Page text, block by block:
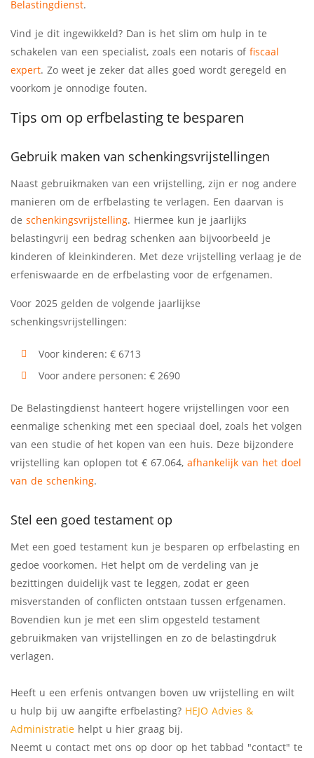
Belastingdienst.
Vind je dit ingewikkeld? Dan is het slim om hulp in te
schakelen van een specialist, zoals een notaris of fiscaal
expert. Zo weet je zeker dat alles goed wordt geregeld en
voorkom je onnodige fouten.
Tips om op erfbelasting te besparen
Gebruik maken van schenkingsvrijstellingen
Naast gebruikmaken van een vrijstelling, zijn er nog andere
manieren om de erfbelasting te verlagen. Een daarvan is
de schenkingsvrijstelling. Hiermee kun je jaarlijks
belastingvrij een bedrag schenken aan bijvoorbeeld je
kinderen of kleinkinderen. Met deze vrijstelling verlaag je de
erfeniswaarde en de erfbelasting voor de erfgenamen.
Voor 2025 gelden de volgende jaarlijkse
schenkingsvrijstellingen:
Voor kinderen: € 6713
Voor andere personen: € 2690
De Belastingdienst hanteert hogere vrijstellingen voor een
eenmalige schenking met een speciaal doel, zoals het volgen
van een studie of het kopen van een huis. Deze bijzondere
vrijstelling kan oplopen tot € 67.064, afhankelijk van het doel
van de schenking.
Stel een goed testament op
Met een goed testament kun je besparen op erfbelasting en
gedoe voorkomen. Het helpt om de verdeling van je
bezittingen duidelijk vast te leggen, zodat er geen
misverstanden of conflicten ontstaan tussen erfgenamen.
Bovendien kun je met een slim opgesteld testament
gebruikmaken van vrijstellingen en zo de belastingdruk
verlagen.
Heeft u een erfenis ontvangen boven uw vrijstelling en wilt
u hulp bij uw aangifte erfbelasting? HEJO Advies &
Administratie helpt u hier graag bij.
Neemt u contact met ons op door op het tabbad "contact" te